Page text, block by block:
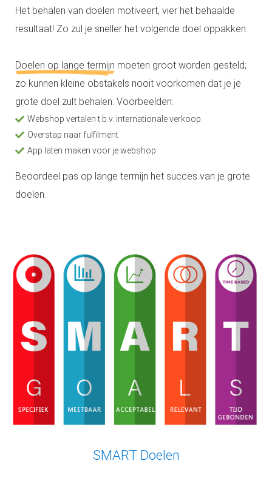
Het behalen van doelen motiveert, vier het behaalde
resultaat! Zo zul je sneller het volgende doel oppakken.
Doelen op lange termijn moeten groot worden gesteld;
zo kunnen kleine obstakels nooit voorkomen dat je je
grote doel zult behalen. Voorbeelden:
Webshop vertalen t.b.v. internationale verkoop
Overstap naar fulfilment
App laten maken voor je webshop
Beoordeel pas op lange termijn het succes van je grote
doelen.
SMART Doelen
van
te
de
Hierdoor
website-